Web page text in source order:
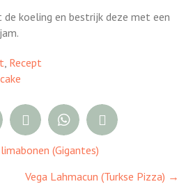
de koeling en bestrijk deze met een
, Recept
(Gigantes)
Vega Lahmacun (Turkse Pizza) →